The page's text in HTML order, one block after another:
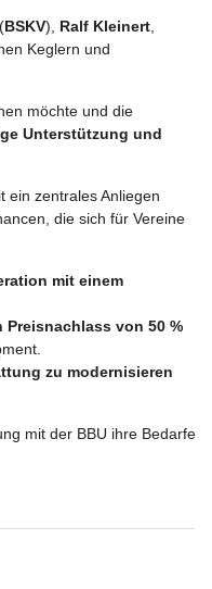
BSKV), Ralf Kleinert
Keglern und
möchte und die
Unterstützung und
ein zentrales Anliegen
die sich für Vereine
mit einem
Preisnachlass von 50 %
zu modernisieren
mit der BBU ihre Bedarfe